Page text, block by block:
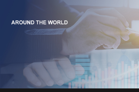
content